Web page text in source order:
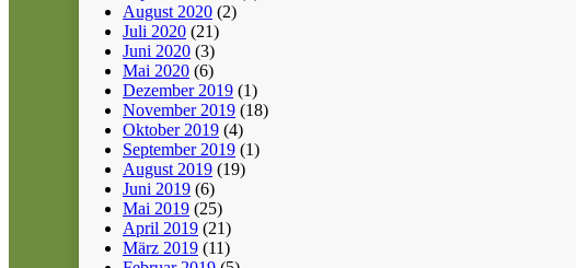
August 2020 (2)
Juli 2020 (21)
Juni 2020 (3)
Mai 2020 (6)
Dezember 2019 (1)
November 2019 (18)
Oktober 2019 (4)
September 2019 (1)
August 2019 (19)
Juni 2019 (6)
Mai 2019 (25)
April 2019 (21)
März 2019 (11)